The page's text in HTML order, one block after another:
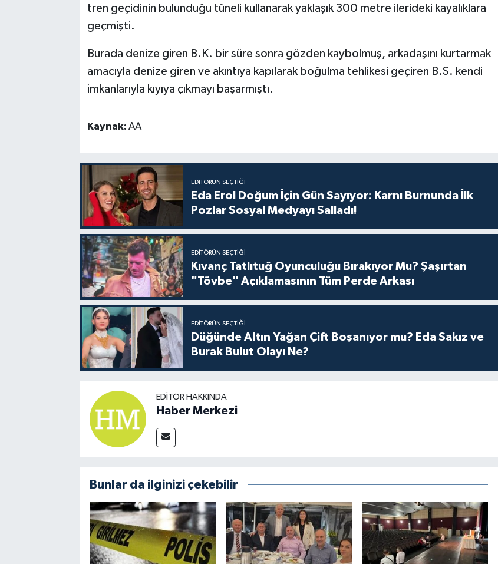
tren geçidinin bulunduğu tüneli kullanarak yaklaşık 300 metre ilerideki kayalıklara
geçmişti.
Burada denize giren B.K. bir süre sonra gözden kaybolmuş, arkadaşını kurtarmak
amacıyla denize giren ve akıntıya kapılarak boğulma tehlikesi geçiren B.S. kendi
imkanlarıyla kıyıya çıkmayı başarmıştı.
Kaynak: AA
EDITÖRÜN SEÇTIĞI
Eda Erol Doğum İçin Gün Sayıyor: Karnı Burnunda İlk
Pozlar Sosyal Medyayı Salladı!
EDITÖRÜN SEÇTIĞI
Kıvanç Tatlıtuğ Oyunculuğu Bırakıyor Mu? Şaşırtan
"Tövbe" Açıklamasının Tüm Perde Arkası
EDITÖRÜN SEÇTIĞI
Düğünde Altın Yağan Çift Boşanıyor mu? Eda Sakız ve
Burak Bulut Olayı Ne?
EDITÖR HAKKINDA
Haber Merkezi
Bunlar da ilginizi çekebilir